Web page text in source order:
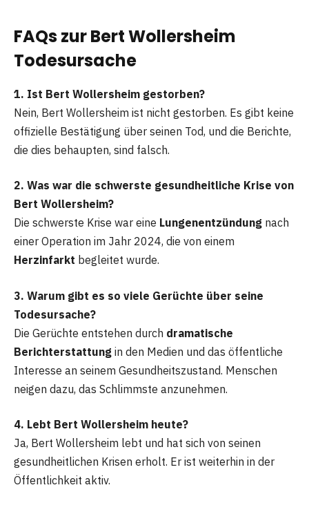
FAQs zur Bert Wollersheim
Todesursache
1. Ist Bert Wollersheim gestorben?
Nein, Bert Wollersheim ist nicht gestorben. Es gibt keine
offizielle Bestätigung über seinen Tod, und die Berichte,
die dies behaupten, sind falsch.
2. Was war die schwerste gesundheitliche Krise von
Bert Wollersheim?
Die schwerste Krise war eine Lungenentzündung nach
einer Operation im Jahr 2024, die von einem
Herzinfarkt begleitet wurde.
3. Warum gibt es so viele Gerüchte über seine
Todesursache?
Die Gerüchte entstehen durch dramatische
Berichterstattung in den Medien und das öffentliche
Interesse an seinem Gesundheitszustand. Menschen
neigen dazu, das Schlimmste anzunehmen.
4. Lebt Bert Wollersheim heute?
Ja, Bert Wollersheim lebt und hat sich von seinen
gesundheitlichen Krisen erholt. Er ist weiterhin in der
Öffentlichkeit aktiv.